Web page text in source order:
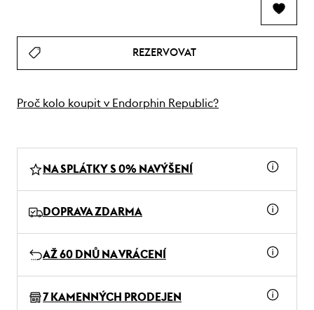
REZERVOVAT
Proč kolo koupit v Endorphin Republic?
NA SPLÁTKY S 0% NAVÝŠENÍ
DOPRAVA ZDARMA
AŽ 60 DNŮ NA VRÁCENÍ
7 KAMENNÝCH PRODEJEN